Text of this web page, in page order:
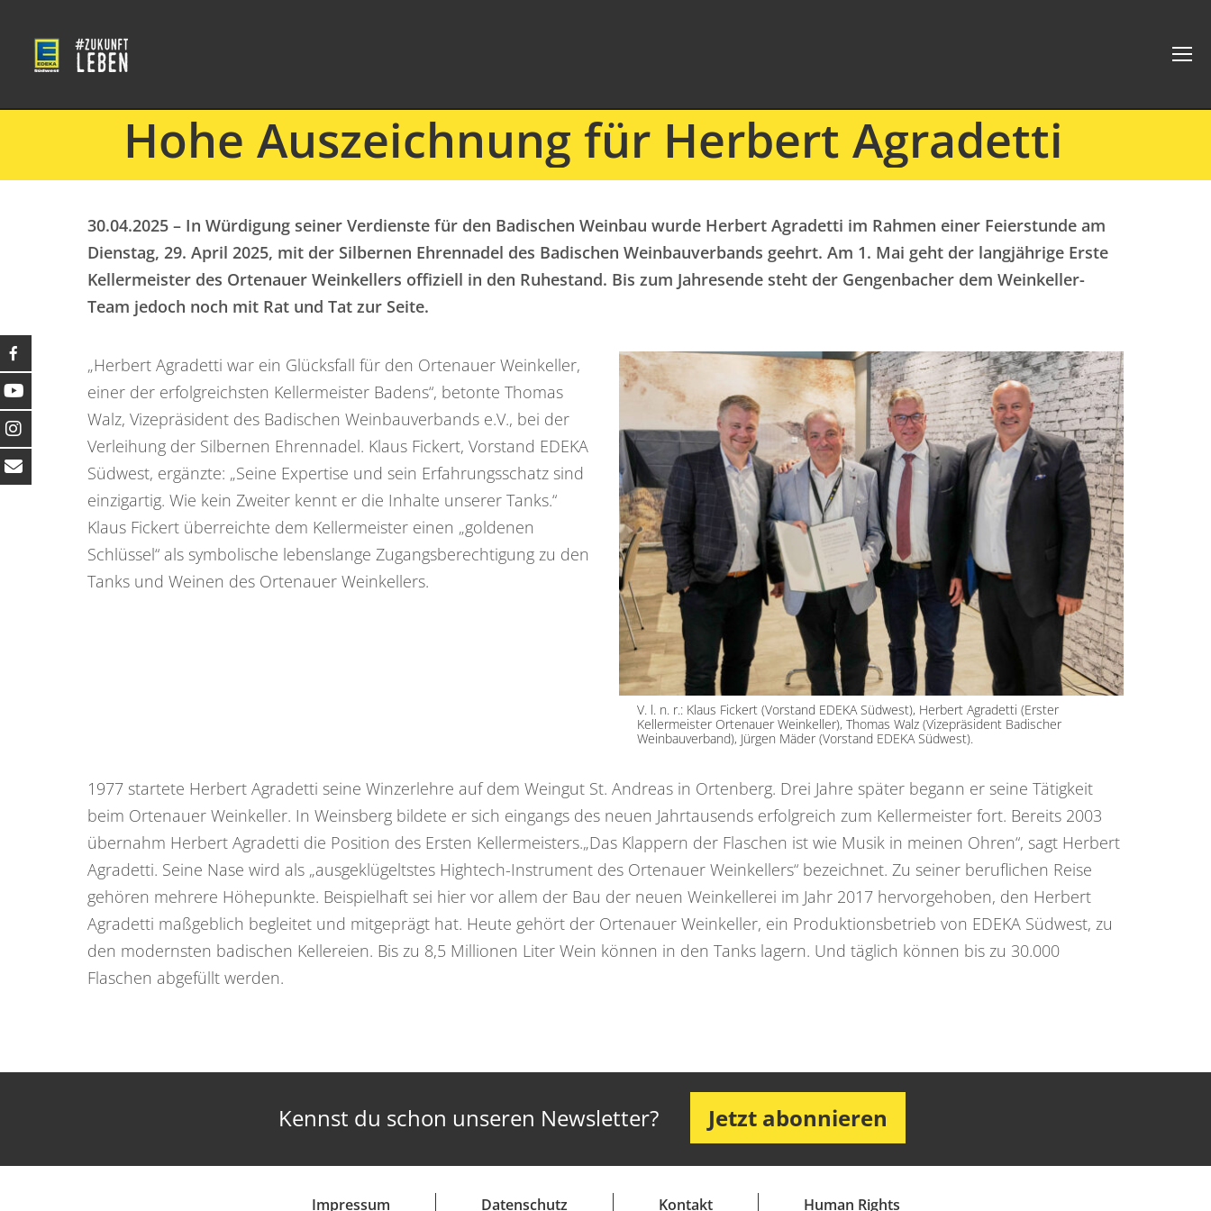
Hohe Auszeichnung für Herbert Agradetti
30.04.2025 – In Würdigung seiner Verdienste für den Badischen Weinbau wurde Herbert Agradetti im Rahmen einer Feierstunde am
Dienstag, 29. April 2025, mit der Silbernen Ehrennadel des Badischen Weinbauverbands geehrt. Am 1. Mai geht der langjährige Erste
Kellermeister des Ortenauer Weinkellers offiziell in den Ruhestand. Bis zum Jahresende steht der Gengenbacher dem Weinkeller-
Team jedoch noch mit Rat und Tat zur Seite.
„Herbert Agradetti war ein Glücksfall für den Ortenauer Weinkeller,
einer der erfolgreichsten Kellermeister Badens“, betonte Thomas
Walz, Vizepräsident des Badischen Weinbauverbands e.V., bei der
Verleihung der Silbernen Ehrennadel. Klaus Fickert, Vorstand EDEKA
Südwest, ergänzte: „Seine Expertise und sein Erfahrungsschatz sind
einzigartig. Wie kein Zweiter kennt er die Inhalte unserer Tanks.“
Klaus Fickert überreichte dem Kellermeister einen „goldenen
Schlüssel“ als symbolische lebenslange Zugangsberechtigung zu den
Tanks und Weinen des Ortenauer Weinkellers.
V. l. n. r.: Klaus Fickert (Vorstand EDEKA Südwest), Herbert Agradetti (Erster
Kellermeister Ortenauer Weinkeller), Thomas Walz (Vizepräsident Badischer
Weinbauverband), Jürgen Mäder (Vorstand EDEKA Südwest).
1977 startete Herbert Agradetti seine Winzerlehre auf dem Weingut St. Andreas in Ortenberg. Drei Jahre später begann er seine Tätigkeit
beim Ortenauer Weinkeller. In Weinsberg bildete er sich eingangs des neuen Jahrtausends erfolgreich zum Kellermeister fort. Bereits 2003
übernahm Herbert Agradetti die Position des Ersten Kellermeisters.„Das Klappern der Flaschen ist wie Musik in meinen Ohren“, sagt Herbert
Agradetti. Seine Nase wird als „ausgeklügeltstes Hightech-Instrument des Ortenauer Weinkellers“ bezeichnet. Zu seiner beruflichen Reise
gehören mehrere Höhepunkte. Beispielhaft sei hier vor allem der Bau der neuen Weinkellerei im Jahr 2017 hervorgehoben, den Herbert
Agradetti maßgeblich begleitet und mitgeprägt hat. Heute gehört der Ortenauer Weinkeller, ein Produktionsbetrieb von EDEKA Südwest, zu
den modernsten badischen Kellereien. Bis zu 8,5 Millionen Liter Wein können in den Tanks lagern. Und täglich können bis zu 30.000
Flaschen abgefüllt werden.
Kennst du schon unseren Newsletter? Jetzt abonnieren
Impressum Datenschutz Kontakt Human Rights